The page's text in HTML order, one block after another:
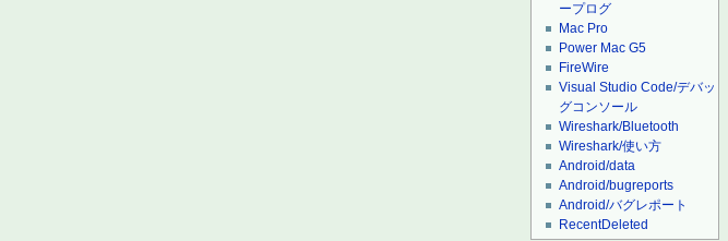
ープログ
Mac Pro
Power Mac G5
FireWire
Visual Studio Code/デバッ
グコンソール
Wireshark/Bluetooth
Wireshark/使い方
Android/data
Android/bugreports
Android/バグレポート
RecentDeleted